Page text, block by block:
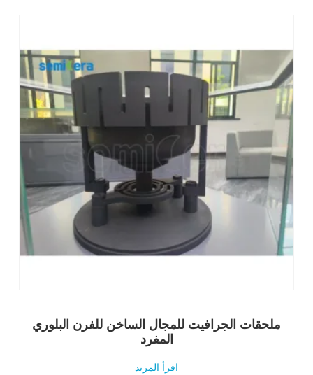
ملحقات الجرافيت للمجال الساخن للفرن البلوري
المفرد
اقرأ المزيد